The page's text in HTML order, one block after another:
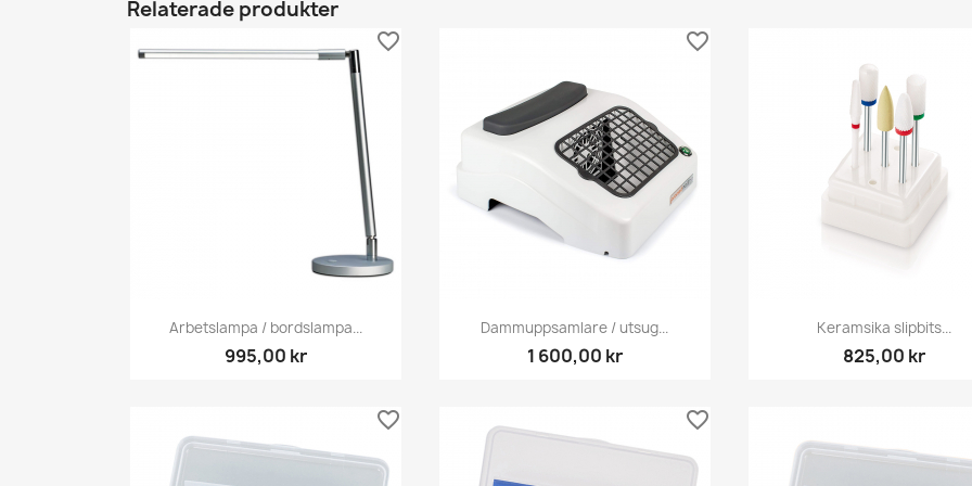
Relaterade produkter
Snabbvy
Arbetslampa / bordslampa...
995,00 kr
favorite_border
Snabbvy
Dammuppsamlare / utsug...
1 600,00 kr
favorite_border
Snabbvy
Keramsika slipbits...
825,00 kr
favorite_border favorite_border